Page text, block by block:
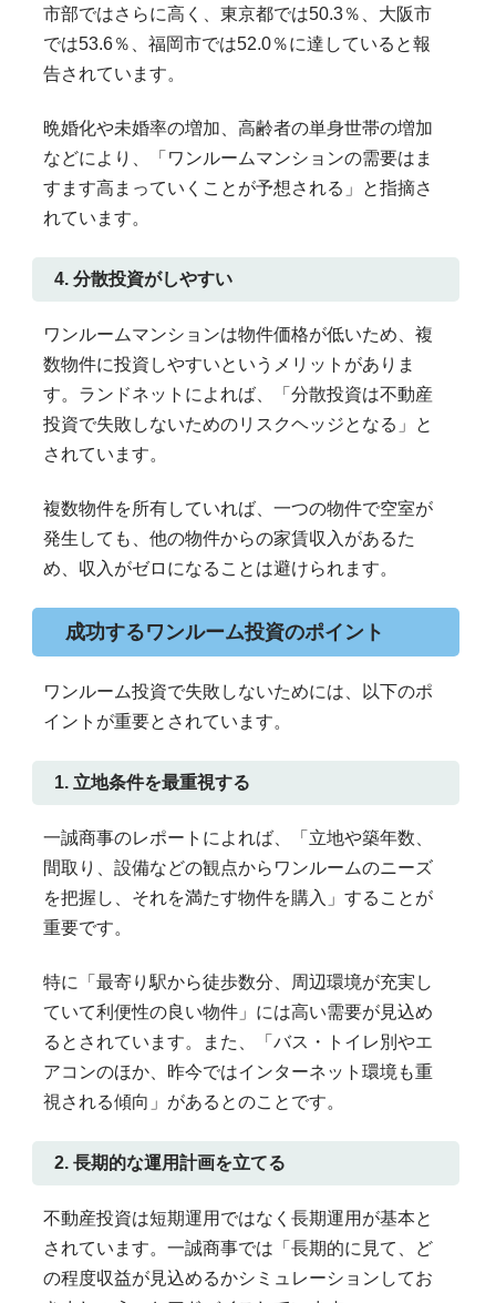
市部ではさらに高く、東京都では50.3％、大阪市
では53.6％、福岡市では52.0％に達していると報
告されています。
晩婚化や未婚率の増加、高齢者の単身世帯の増加
などにより、「ワンルームマンションの需要はま
すます高まっていくことが予想される」と指摘さ
れています。
4. 分散投資がしやすい
ワンルームマンションは物件価格が低いため、複
数物件に投資しやすいというメリットがありま
す。ランドネットによれば、「分散投資は不動産
投資で失敗しないためのリスクヘッジとなる」と
されています。
複数物件を所有していれば、一つの物件で空室が
発生しても、他の物件からの家賃収入があるた
め、収入がゼロになることは避けられます。
成功するワンルーム投資のポイント
ワンルーム投資で失敗しないためには、以下のポ
イントが重要とされています。
1. 立地条件を最重視する
一誠商事のレポートによれば、「立地や築年数、
間取り、設備などの観点からワンルームのニーズ
を把握し、それを満たす物件を購入」することが
重要です。
特に「最寄り駅から徒歩数分、周辺環境が充実し
ていて利便性の良い物件」には高い需要が見込め
るとされています。また、「バス・トイレ別やエ
アコンのほか、昨今ではインターネット環境も重
視される傾向」があるとのことです。
2. 長期的な運用計画を立てる
不動産投資は短期運用ではなく長期運用が基本と
されています。一誠商事では「長期的に見て、ど
の程度収益が見込めるかシミュレーションしてお